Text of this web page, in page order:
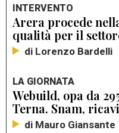
INTERVENTO
Arera procede
qualità per il
di Lorenzo Bardelli
LA GIORNATA
Webuild, opa da
Terna. Snam,
di Mauro Giansante